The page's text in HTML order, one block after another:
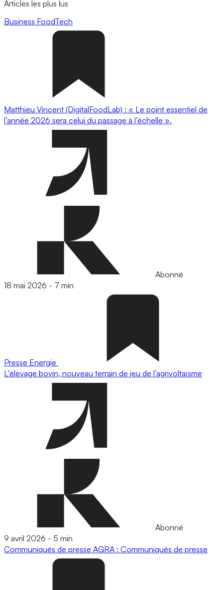
Articles les plus lus
Business FoodTech
Matthieu Vincent (DigitalFoodLab) : « Le point essentiel de
l’année 2026 sera celui du passage à l’échelle ».
Abonné
18 mai 2026 - 7 min
Presse Energie
L'élevage bovin, nouveau terrain de jeu de l’agrivoltaïsme
Abonné
9 avril 2026 - 5 min
Communiqués de presse AGRA : Communiqués de presse